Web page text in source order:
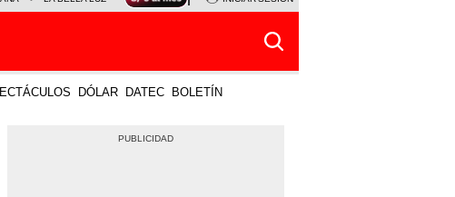
DÓLAR DATEC BOLETÍN